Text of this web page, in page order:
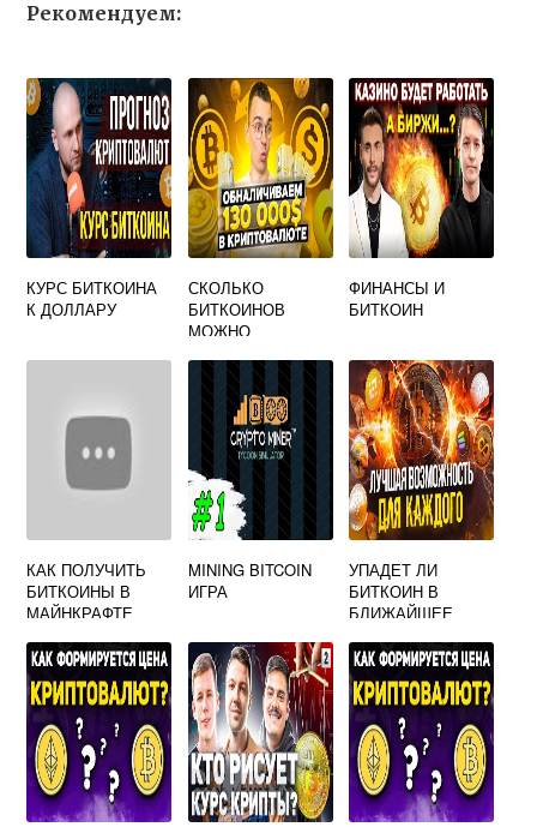
Рекомендуем:
КУРС БИТКОИНА
К ДОЛЛАРУ
СКОЛЬКО
БИТКОИНОВ
МОЖНО
ФИНАНСЫ И
БИТКОИН
КАК ПОЛУЧИТЬ
БИТКОИНЫ В
МАЙНКРАФТЕ
MINING BITCOIN
ИГРА
УПАДЕТ ЛИ
БИТКОИН В
БЛИЖАЙШЕЕ